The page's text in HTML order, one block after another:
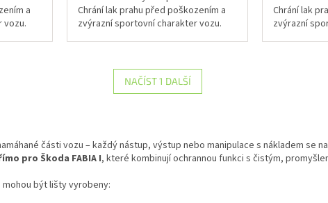
a
vozu.
Chrání lak prahu před poškozením a
zvýrazní sportovní charakter vozu.
Chrání lak
zvýrazní
O
á
d
a
NAČÍST 1 DALŠÍ
části vozu – každý nástup, výstup nebo manipulace s nákladem se
pro Škoda FABIA I, které kombinují ochrannou funkci s čistým,
být lišty vyrobeny: